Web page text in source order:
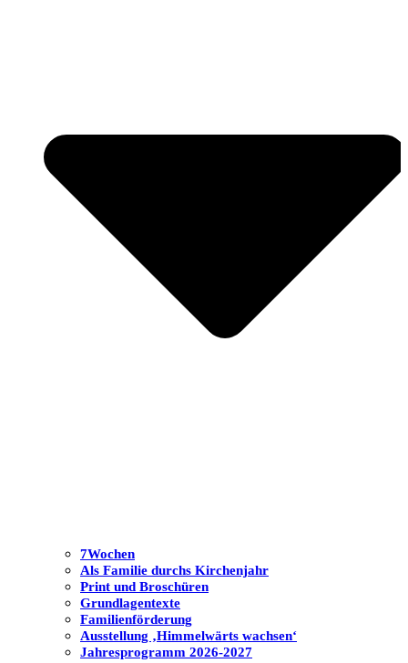
7Wochen
Als Familie durchs Kirchenjahr
Print und Broschüren
Grundlagentexte
Familienförderung
Ausstellung ‚Himmelwärts wachsen‘
Jahresprogramm 2026-2027